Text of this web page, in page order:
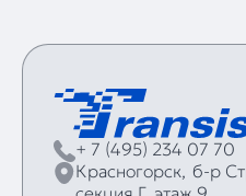
+ 7 (495) 234 07 70
Красногорск, б‑р